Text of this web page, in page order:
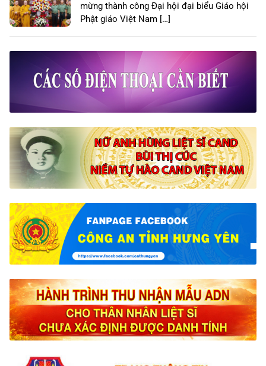
mừng thành công Đại hội đại biểu Giáo hội
Phật giáo Việt Nam […]